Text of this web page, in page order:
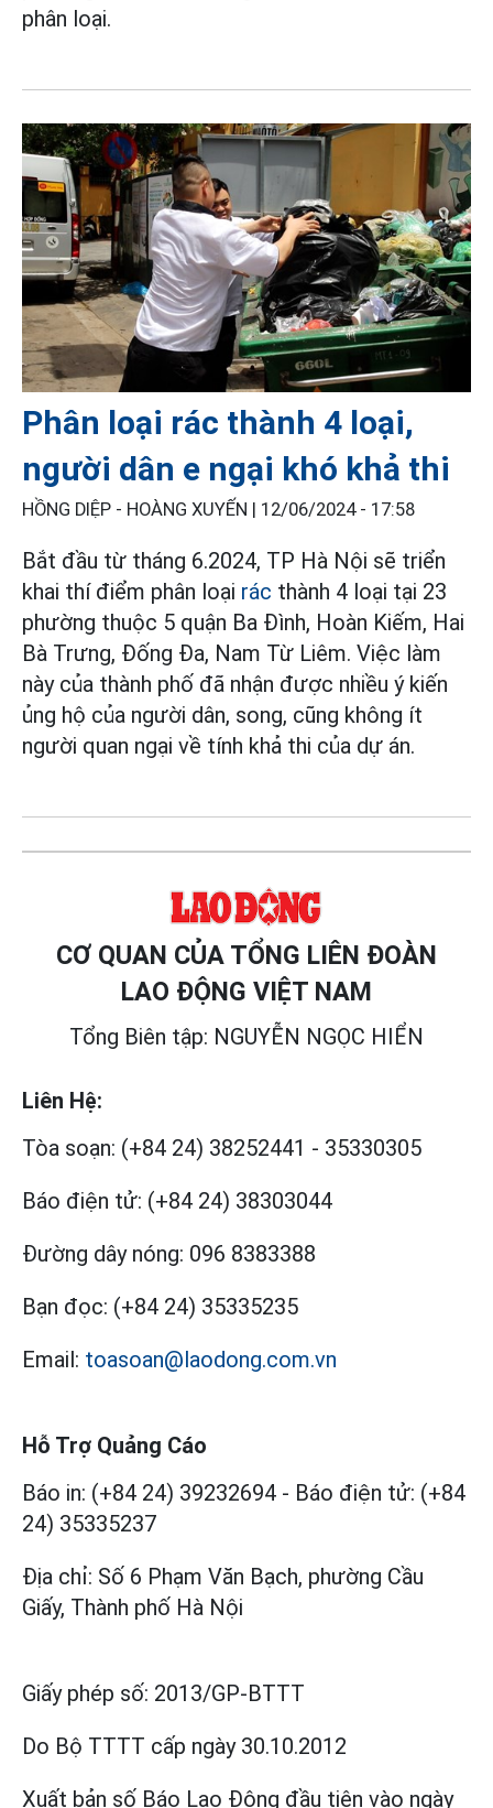
phân loại.
Phân loại rác thành 4 loại,
người dân e ngại khó khả thi
HỒNG DIỆP - HOÀNG XUYẾN | 12/06/2024 - 17:58
Bắt đầu từ tháng 6.2024, TP Hà Nội sẽ triển
khai thí điểm phân loại rác thành 4 loại tại 23
phường thuộc 5 quận Ba Đình, Hoàn Kiếm, Hai
Bà Trưng, Đống Đa, Nam Từ Liêm. Việc làm
này của thành phố đã nhận được nhiều ý kiến
ủng hộ của người dân, song, cũng không ít
người quan ngại về tính khả thi của dự án.
CƠ QUAN CỦA TỔNG LIÊN ĐOÀN
LAO ĐỘNG VIỆT NAM
Tổng Biên tập: NGUYỄN NGỌC HIỂN
Liên Hệ:
Tòa soạn: (+84 24) 38252441 - 35330305
Báo điện tử: (+84 24) 38303044
Đường dây nóng: 096 8383388
Bạn đọc: (+84 24) 35335235
Email: toasoan@laodong.com.vn
Hỗ Trợ Quảng Cáo
Báo in: (+84 24) 39232694 - Báo điện tử: (+84
24) 35335237
Địa chỉ: Số 6 Phạm Văn Bạch, phường Cầu
Giấy, Thành phố Hà Nội
Giấy phép số: 2013/GP-BTTT
Do Bộ TTTT cấp ngày 30.10.2012
Xuất bản số Báo Lao Động đầu tiên vào ngày